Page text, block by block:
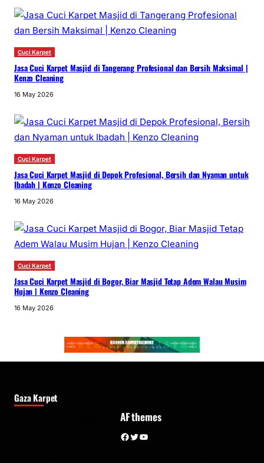
Cuci Karpet
Jasa Cuci Karpet Masjid di Tangerang Profesional dan Bersih Maksimal |
Kenzo Cleaning
16 May 2026
Cuci Karpet
Jasa Cuci Karpet Masjid di Depok Profesional, Bersih dan Nyaman untuk
Ibadah | Kenzo Cleaning
16 May 2026
Cuci Karpet
Jasa Cuci Karpet Masjid di Bogor, Biar Masjid Tetap Adem Walau Musim
Hujan | Kenzo Cleaning
16 May 2026
Gaza Karpet
AF themes
Facebook Twitter YouTube